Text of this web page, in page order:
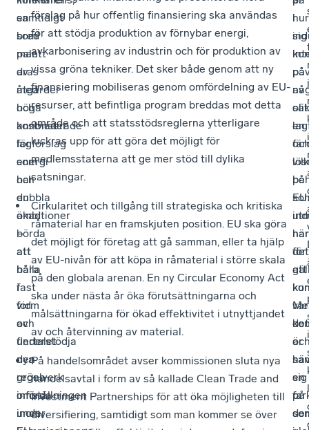
en
bred
palett
av
åtgärder
och
annonserade
lagförslag
som
har
dubbla
ambitioner
–
att
hålla
fast
vid
och
understödja
den
gröna
omställningen
inom
samtidigt
som
man
dras
med
höga
kostnader
för
energi
och
en
ökad
börda
att
bära
i
form
av
flertalet
nya
regelverk
införda
under
förslag på hur offentlig finansiering ska användas
för att stödja produktion av förnybar energi,
avkarbonisering av industrin och för produktion av
vissa gröna tekniker. Det sker både genom att ny
finansiering mobiliseras genom omfördelning av EU-
resurser, att befintliga program breddas mot detta
område och att statsstödsreglerna ytterligare
luckras upp för att göra det möjligt för
medlemsstaterna att ge mer stöd till dylika
satsningar.
Cirkularitet och tillgång till strategiska och kritiska
råmaterial har en framskjuten position. EU ska göra
det möjligt för företag att gå samman, eller ta hjälp
av EU-nivån för att köpa in råmaterial i större skala
på den globala arenan. En ny Circular Economy Act
ska under nästa år öka förutsättningarna och
målsättningarna för ökad effektivitet i utnyttjandet
av och återvinning av material.
På handelsområdet avser kommissionen sluta nya
handelsavtal i form av så kallade Clean Trade and
Investment Partnerships för att öka möjligheten till
diversifiering, samtidigt som man kommer se över
hur
av
har
för
att
sig
på
i
i
sig
på
en
på
när
det
det
är
en